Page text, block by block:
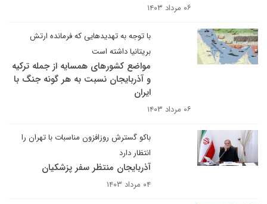
۰۶ مرداد ۱۴۰۳
با توجه به تهدیدهایی که فرمانده ارتش
بریتانیا داشته است
مواضع کشورهای همسایه از جمله ترکیه
و آذربایجان نسبت به هر گونه جنگ با
ایران
۰۶ مرداد ۱۴۰۳
باکو گسترش روزافزون مناسبات با تهران را
انتظار دارد
آذربایجان منتظر سفر پزشکیان
۰۴ مرداد ۱۴۰۳